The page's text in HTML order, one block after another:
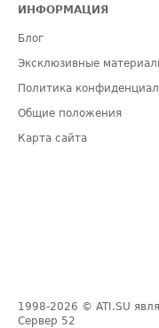
ИНФОРМАЦИЯ
Блог
Эксклюзивные
Политика
Общие положения
Карта сайта
1998-2026 © ATI.SU
Сервер 52